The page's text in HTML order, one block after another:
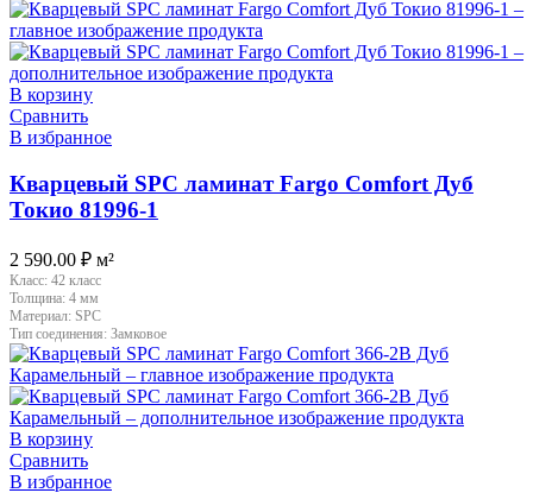
В корзину
Сравнить
В избранное
Кварцевый SPC ламинат Fargo Comfort Дуб
Токио 81996-1
2 590.00 ₽ м²
Класс: 42 класс
Толщина: 4 мм
Материал: SPC
Тип соединения: Замковое
В корзину
Сравнить
В избранное